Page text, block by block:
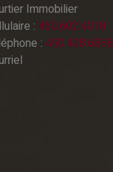
Immobilier
: 450.602.4018
: 450.438.6868